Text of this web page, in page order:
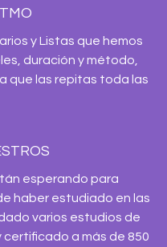
y Listas que hemos
duración y método,
que las repitas toda las
esperando para
haber estudiado en las
varios estudios de
a más de 850